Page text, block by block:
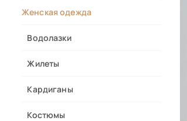
Женская одежда
Водолазки
Жилеты
Кардиганы
Костюмы